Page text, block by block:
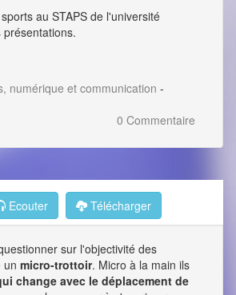
au STAPS de l'université
numérique et communication -
0 Commentaire
Ecouter Télécharger
sur l'objectivité des
unmicro-trottoir. Micro à la main ils
change avec le déplacement de